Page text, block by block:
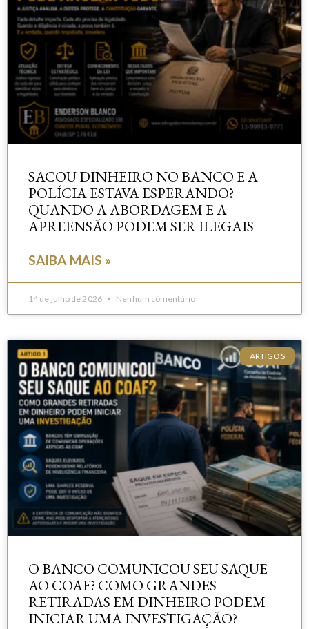
SACOU DINHEIRO NO BANCO E A
POLÍCIA ESTAVA ESPERANDO?
QUANDO A ABORDAGEM E A
APREENSÃO PODEM SER ILEGAIS
SAIBA MAIS »
14 de julho de 2026 Nenhum comentário
ARTIGOS
O BANCO COMUNICOU SEU SAQUE
AO COAF? COMO GRANDES
RETIRADAS EM DINHEIRO PODEM
INICIAR UMA INVESTIGAÇÃO?